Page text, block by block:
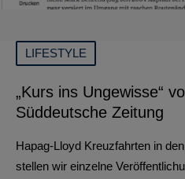
LIFESTYLE
„Kurs ins Ungewisse“
Süddeutsche Zeitung
Hapag-Lloyd Kreuzfahrten in
stellen wir einzelne